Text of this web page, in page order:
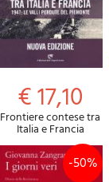
€ 17,10
Frontiere contese tra
Italia e Francia
-50%